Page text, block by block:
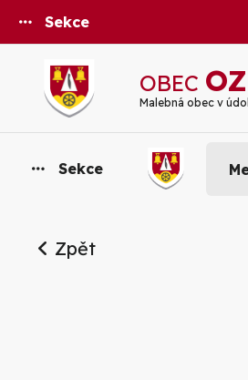
Sekce
OBEC
Malebná obec v
Sekce
Zpět